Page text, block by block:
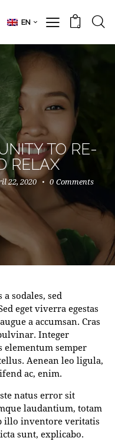
EN 0
TO RE-
RELAX
22, 2020 0 Comments
sodales, sed
eget viverra egestas
a accumsan. Cras
Integer
elementum semper
Aenean leo ligula,
ac, enim.
natus error sit
laudantium, totam
illo inventore veritatis
sunt, explicabo.